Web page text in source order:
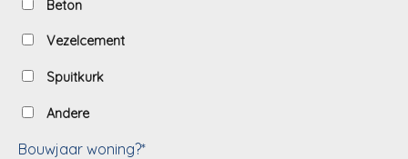
Beton
Vezelcement
Spuitkurk
Andere
Bouwjaar woning?*